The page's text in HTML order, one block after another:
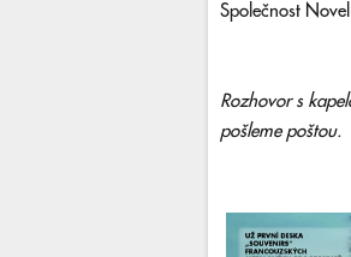
Společnost
Rozhovor s
pošleme poštou.